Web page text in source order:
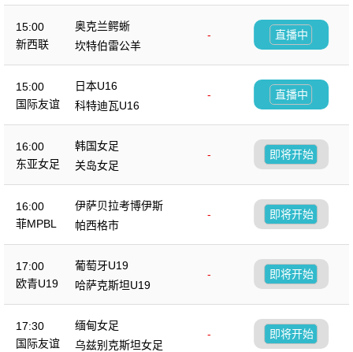
15:00
新西联
奥克兰鳄蜥
-
坎特伯雷公羊
直播中
15:00
国际友谊
日本U16
-
科特迪瓦U16
直播中
16:00
东亚女足
韩国女足
-
关岛女足
即将开始
16:00
菲MPBL
伊萨贝拉考博伊斯
-
帕西格市
即将开始
17:00
欧青U19
葡萄牙U19
-
哈萨克斯坦U19
即将开始
17:30
国际友谊
缅甸女足
-
乌兹别克斯坦女足
即将开始